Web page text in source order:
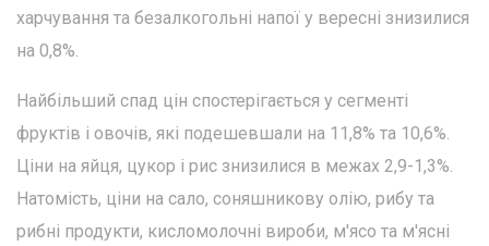
харчування та безалкогольні напої у вересні знизилися
на 0,8%.
Найбільший спад цін спостерігається у сегменті
фруктів і овочів, які подешевшали на 11,8% та 10,6%.
Ціни на яйця, цукор і рис знизилися в межах 2,9-1,3%.
Натомість, ціни на сало, соняшникову олію, рибу та
рибні продукти, кисломолочні вироби, м'ясо та м'ясні